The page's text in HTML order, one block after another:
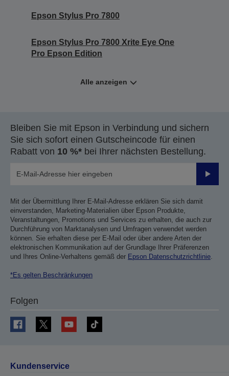
Epson Stylus Pro 7800
Epson Stylus Pro 7800 Xrite Eye One
Pro Epson Edition
Alle anzeigen
Bleiben Sie mit Epson in Verbindung und sichern
Sie sich sofort einen Gutscheincode für einen
Rabatt von 10 %* bei Ihrer nächsten Bestellung.
Mit der Übermittlung Ihrer E-Mail-Adresse erklären Sie sich damit
einverstanden, Marketing-Materialien über Epson Produkte,
Veranstaltungen, Promotions und Services zu erhalten, die auch zur
Durchführung von Marktanalysen und Umfragen verwendet werden
können. Sie erhalten diese per E-Mail oder über andere Arten der
elektronischen Kommunikation auf der Grundlage Ihrer Präferenzen
und Ihres Online-Verhaltens gemäß der Epson Datenschutzrichtlinie
*Es gelten Beschränkungen
Folgen
Kundenservice